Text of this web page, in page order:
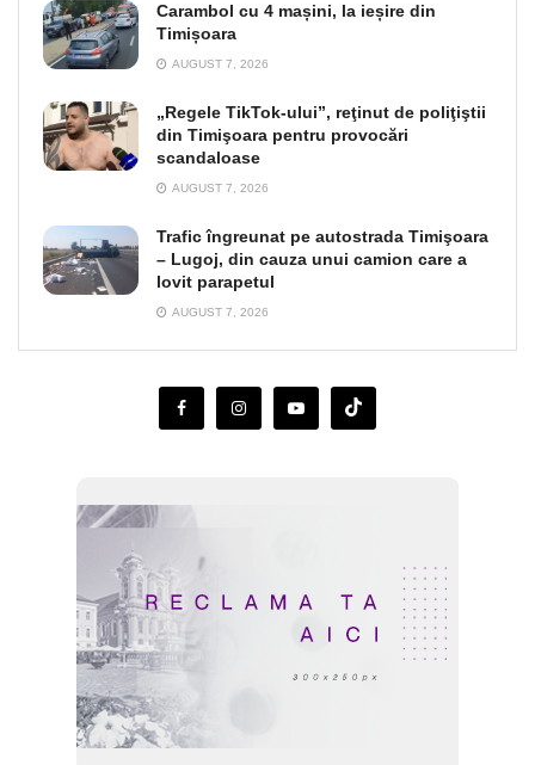
Carambol cu 4 mașini, la ieșire din
Timișoara
AUGUST 7, 2026
„Regele TikTok-ului”, reţinut de poliţiştii
din Timişoara pentru provocări
scandaloase
AUGUST 7, 2026
Trafic îngreunat pe autostrada Timişoara
– Lugoj, din cauza unui camion care a
lovit parapetul
AUGUST 7, 2026